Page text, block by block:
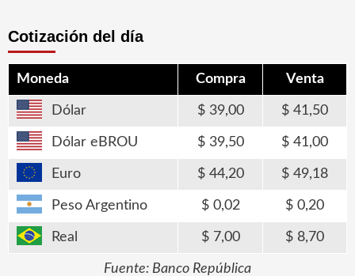
Cotización del día
Moneda Compra Venta
Dólar 39,00 41,50
Dólar eBROU 39,50 41,00
Euro 44,20 49,18
Peso Argentino 0,02 0,20
Real 7,00 8,70
Fuente: Banco República